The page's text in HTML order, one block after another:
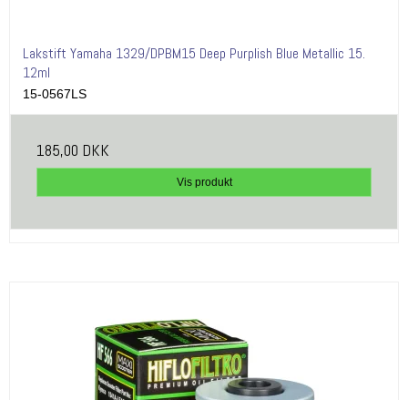
Lakstift Yamaha 1329/DPBM15 Deep Purplish Blue Metallic 15.
12ml
15-0567LS
185,00 DKK
Vis produkt